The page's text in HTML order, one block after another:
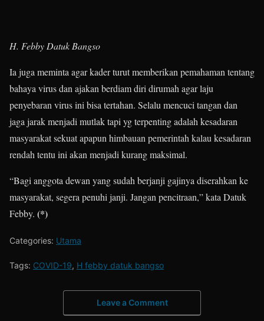
H. Febby Datuk Bangso
Ia juga meminta agar kader turut memberikan pemahaman tentang
bahaya virus dan ajakan berdiam diri dirumah agar laju
penyebaran virus ini bisa tertahan. Selalu mencuci tangan dan
jaga jarak menjadi mutlak tapi yg terpenting adalah kesadaran
masyarakat sekuat apapun himbauan pemerintah kalau kesadaran
rendah tentu ini akan menjadi kurang maksimal.
“Bagi anggota dewan yang sudah berjanji gajinya diserahkan ke
masyarakat, segera penuhi janji. Jangan pencitraan,” kata Datuk
Febby. (*)
Categories: Utama
Tags: COVID-19, H febby datuk bangso
Leave a Comment